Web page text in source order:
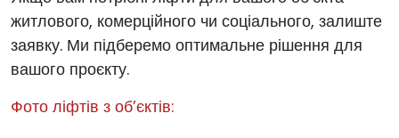
житлового, комерційного чи соціального, залиште
заявку. Ми підберемо оптимальне рішення для
вашого проєкту.
Фото ліфтів з об’єктів: